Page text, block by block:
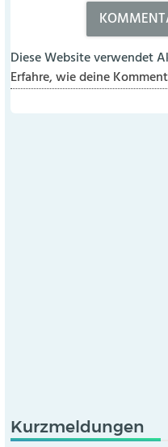
Diese Website verwendet
Erfahre, wie deine
Kurzmeldungen